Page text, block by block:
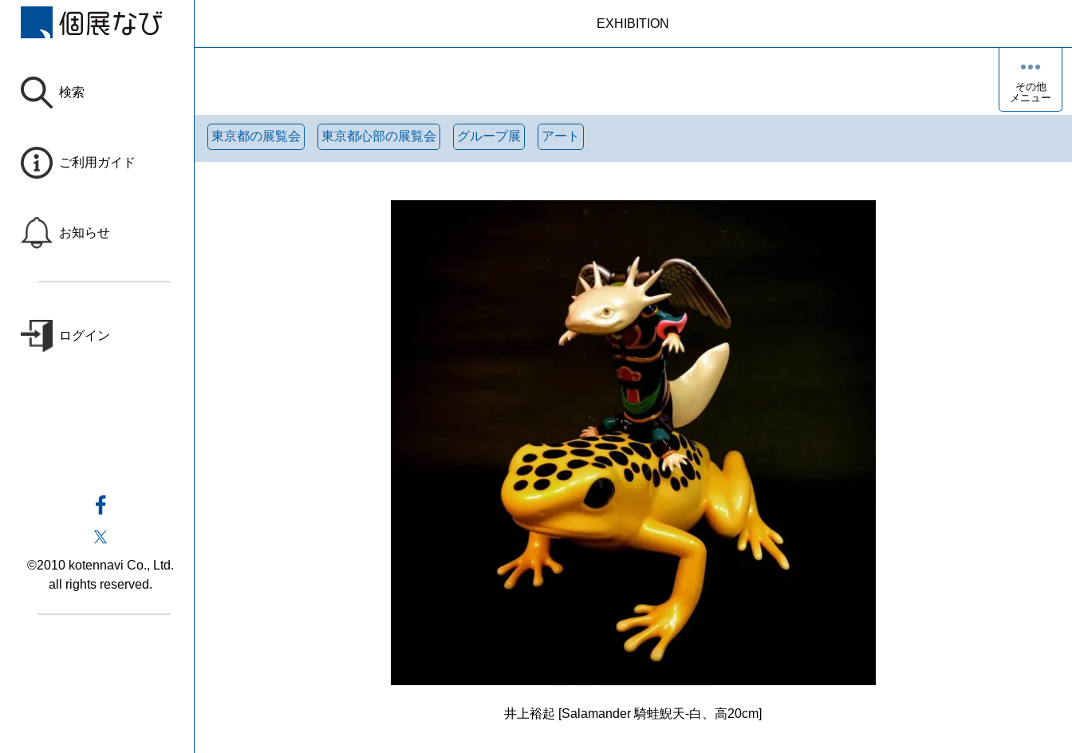
検索
ご利用ガイド
お知らせ
ログイン
©2010 kotennavi Co., Ltd.
all rights reserved.
EXHIBITION
その他
メニュー
東京都の展覧会 東京都心部の展覧会 グループ展 アート
井上裕起 [Salamander 騎蛙鯢天-白、高20cm]